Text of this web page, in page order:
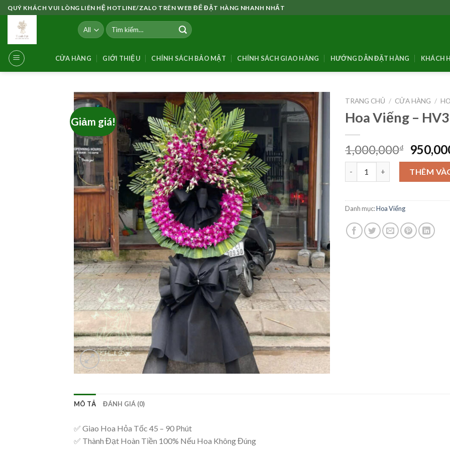
Skip
to
content
QUÝ KHÁCH VUI LÒNG LIÊN HỆ HOTLINE/ZALO TRÊN WEB ĐỂ ĐẶT HÀNG NHANH NHẤT
Tìm
kiếm:
CỬA HÀNG GIỚI THIỆU CHÍNH SÁCH BẢO MẬT CHÍNH SÁCH GIAO HÀNG HƯỚNG DẪN ĐẶT HÀNG KHÁCH
Giảm giá!
TRANG CHỦ / CỬA HÀNG /
Hoa Viếng –
1,000,000₫
Giá
gốc
là:
Hoa Viếng - HV36 số lượng
THÊM
Danh mục:Hoa Viếng
MÔ TẢ ĐÁNH GIÁ (0)
✅ Giao Hoa Hỏa Tốc 45 – 90 Phút
✅ Thành Đạt Hoàn Tiền 100% Nếu Hoa Không Đúng